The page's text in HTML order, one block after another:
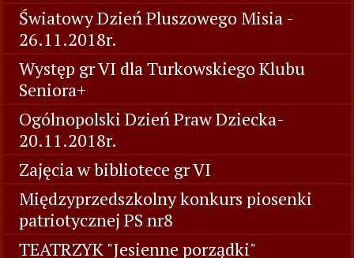
Światowy Dzień Pluszowego Misia -
26.11.2018r.
Występ gr VI dla Turkowskiego Klubu
Seniora+
Ogólnopolski Dzień Praw Dziecka-
20.11.2018r.
Zajęcia w bibliotece gr VI
Międzyprzedszkolny konkurs piosenki
patriotycznej PS nr8
TEATRZYK "Jesienne porządki"